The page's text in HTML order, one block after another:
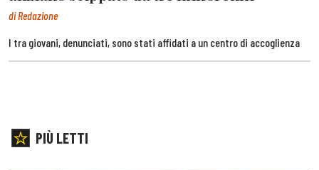
di Redazione
I tra giovani, denunciati, sono stati affidati a un centro di accoglienza
PIÙ LETTI